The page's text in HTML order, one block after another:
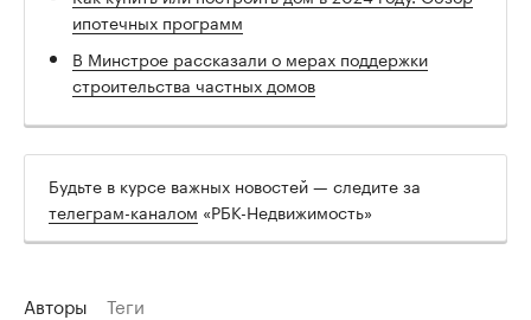
ипотечных программ
В Минстрое рассказали о мерах поддержки
строительства частных домов
Будьте в курсе важных новостей — следите за
телеграм-каналом «РБК-Недвижимость»
Авторы Теги